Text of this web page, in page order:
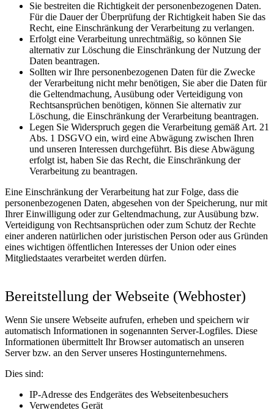
Sie bestreiten die Richtigkeit der personenbezogenen Daten.
Für die Dauer der Überprüfung der Richtigkeit haben Sie das
Recht, eine Einschränkung der Verarbeitung zu verlangen.
Erfolgt eine Verarbeitung unrechtmäßig, so können Sie
alternativ zur Löschung die Einschränkung der Nutzung der
Daten beantragen.
Sollten wir Ihre personenbezogenen Daten für die Zwecke
der Verarbeitung nicht mehr benötigen, Sie aber die Daten für
die Geltendmachung, Ausübung oder Verteidigung von
Rechtsansprüchen benötigen, können Sie alternativ zur
Löschung, die Einschränkung der Verarbeitung beantragen.
Legen Sie Widerspruch gegen die Verarbeitung gemäß Art. 21
Abs. 1 DSGVO ein, wird eine Abwägung zwischen Ihren
und unseren Interessen durchgeführt. Bis diese Abwägung
erfolgt ist, haben Sie das Recht, die Einschränkung der
Verarbeitung zu beantragen.
Eine Einschränkung der Verarbeitung hat zur Folge, dass die
personenbezogenen Daten, abgesehen von der Speicherung, nur mit
Ihrer Einwilligung oder zur Geltendmachung, zur Ausübung bzw.
Verteidigung von Rechtsansprüchen oder zum Schutz der Rechte
einer anderen natürlichen oder juristischen Person oder aus Gründen
eines wichtigen öffentlichen Interesses der Union oder eines
Mitgliedstaates verarbeitet werden dürfen.
Bereitstellung der Webseite (Webhoster)
Wenn Sie unsere Webseite aufrufen, erheben und speichern wir
automatisch Informationen in sogenannten Server-Logfiles. Diese
Informationen übermittelt Ihr Browser automatisch an unseren
Server bzw. an den Server unseres Hostingunternehmens.
Dies sind:
IP-Adresse des Endgerätes des Webseitenbesuchers
Verwendetes Gerät